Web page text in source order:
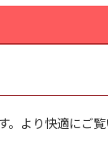
より快適にご